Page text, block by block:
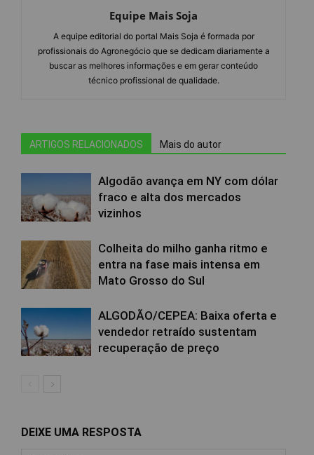
Equipe Mais Soja
A equipe editorial do portal Mais Soja é formada por
profissionais do Agronegócio que se dedicam diariamente a
buscar as melhores informações e em gerar conteúdo
técnico profissional de qualidade.
ARTIGOS RELACIONADOS Mais do autor
Algodão avança em NY com dólar
fraco e alta dos mercados
vizinhos
Colheita do milho ganha ritmo e
entra na fase mais intensa em
Mato Grosso do Sul
ALGODÃO/CEPEA: Baixa oferta e
vendedor retraído sustentam
recuperação de preço
DEIXE UMA RESPOSTA